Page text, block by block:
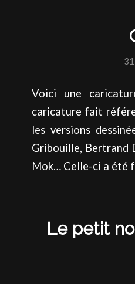
Voici une
caricature fait
les versions
Gribouille, Bertrand
Mok… Celle-ci a été
Le petit